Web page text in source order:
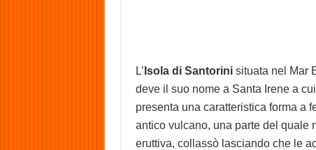
L’ Isola di Santorinisituata nel Mar
deve il suo nome a Santa Irene a
presenta una caratteristica forma a
antico vulcano, una parte del quale
eruttiva, collassò lasciando che le